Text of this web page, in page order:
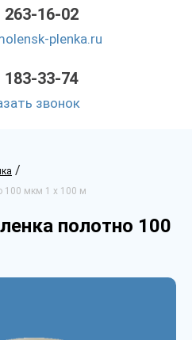
263-16-02
plenka.ru
183-33-74
звонок
/
100 мкм 1 х 100 м
полотно 100